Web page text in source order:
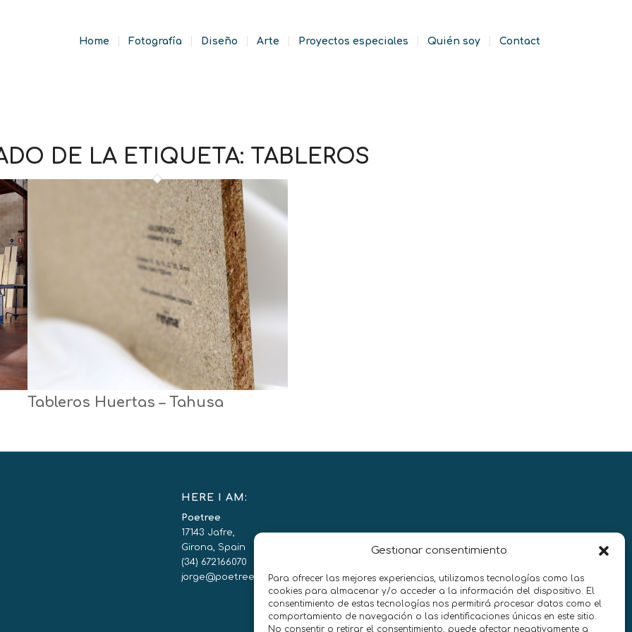
Gestionar consentimiento
Para ofrecer las mejores experiencias, utilizamos tecnologías como las
cookies para almacenar y/o acceder a la información del dispositivo. El
consentimiento de estas tecnologías nos permitirá procesar datos como el
comportamiento de navegación o las identificaciones únicas en este sitio.
No consentir o retirar el consentimiento, puede afectar negativamente a
Home Fotografía Diseño Arte Proyectos especiales Quién soy Contact
DE LA ETIQUETA: TABLEROS
Tableros Huertas – Tahusa
HERE I AM:
Poetree
17143 Jafre,
Girona, Spain
(34) 672166070
jorge@poetree.es